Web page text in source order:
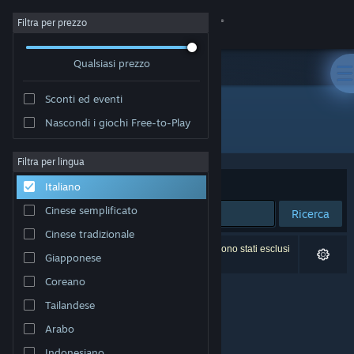
Accedi
Informazioni
Assistenza
Cambia la lingua
Ottieni l'app mobile di Steam
Visualizza il sito web per desktop
Filtra per prezzo
Qualsiasi prezzo
Sconti ed eventi
Nascondi i giochi Free-to-Play
Filtra per lingua
Italiano
Cinese semplificato
Cinese tradizionale
Giapponese
Coreano
Tailandese
Arabo
Sviluppatore: Michail Ostrowski
Ordina per Rilevanza
Ricerca
0 risultati corrispondono alla tua ricerca. 2 titoli sono stati esclusi
in base alle tue preferenze.